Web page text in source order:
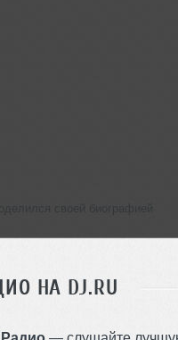
НА DJ.RU
Радио — слушайте